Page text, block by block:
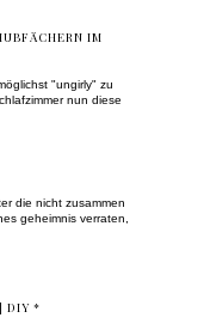
IM
"ungirly" zu
nun diese
die nicht zusammen
geheimnis verraten,
DIY *